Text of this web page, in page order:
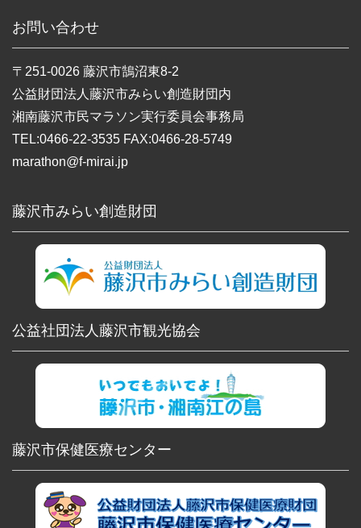
お問い合わせ
〒251-0026 藤沢市鵠沼東8-2
公益財団法人藤沢市みらい創造財団内
湘南藤沢市民マラソン実行委員会事務局
TEL:0466-22-3535 FAX:0466-28-5749
marathon@f-mirai.jp
藤沢市みらい創造財団
公益社団法人藤沢市観光協会
藤沢市保健医療センター